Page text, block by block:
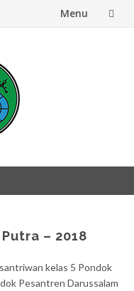
Menu
– 2018
kelas 5 Pondok
Pesantren Darussalam